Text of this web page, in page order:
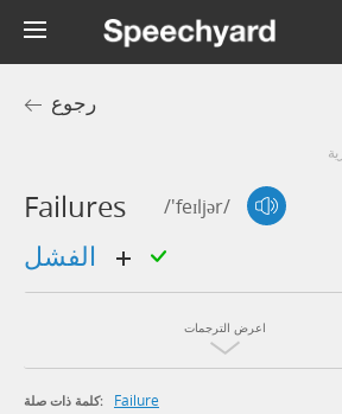
رجوع
Failures /'feɪljər/
اعرض الترجمات
كلمة ذات صلة: Failure